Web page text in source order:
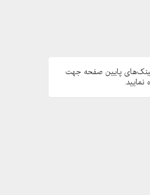
لینک‌های پایین صفحه جهت